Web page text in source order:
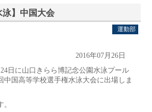
】中国大会
運動部
2016年07月26日
日に山口きらら博記念公園水泳プール
中国高等学校選手権水泳大会に出場しま